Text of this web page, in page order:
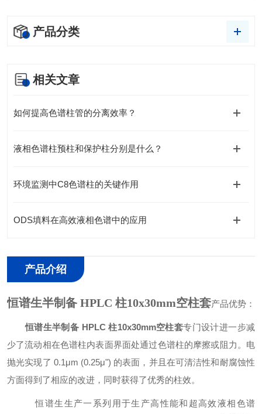
产品分类
相关文章
如何提高色谱柱管的分离效率？
液相色谱柱预柱和保护柱分别是什么？
环境监测中C8色谱柱的关键作用
ODS填料在高效液相色谱中的应用
产品介绍
恒谱生半制备 HPLC 柱10x30mm空柱套产品优势：
恒谱生半制备 HPLC 柱10x30mm空柱套专门设计进一步减
少了流动相在色谱柱内表面界面处通过色谱柱的摩擦或阻力。电
抛光实现了 0.1μm (0.25μ") 的表面，并且在可清洁性和耐腐蚀性
方面得到了相应的改进，同时获得了优秀的柱效。
恒谱生生产一系列用于生产高性能和超高效液相色谱